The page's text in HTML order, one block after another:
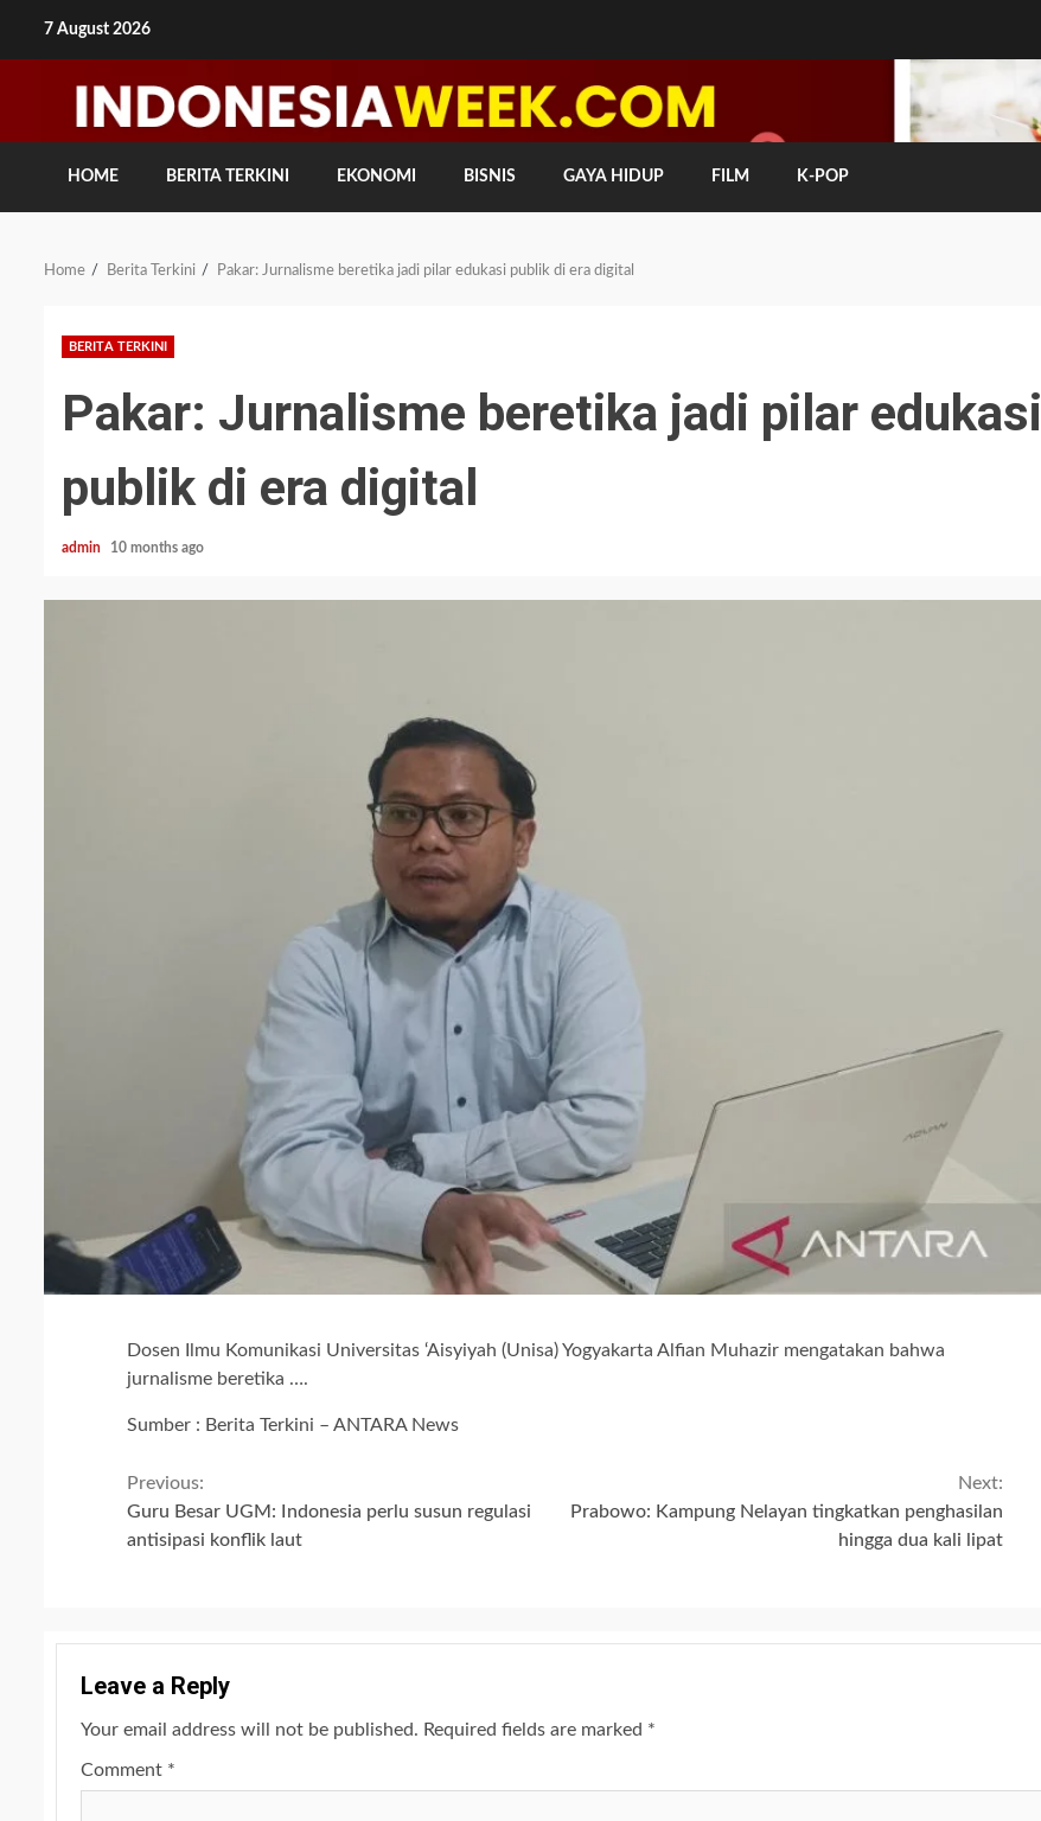
7 August 2026
HOME BERITA TERKINI EKONOMI BISNIS GAYA HIDUP FILM K-POP
Home Berita Terkini Pakar: Jurnalisme beretika jadi pilar edukasi publik di era digital
BERITA TERKINI
Pakar: Jurnalisme beretika jadi pilar edukasi
publik di era digital
admin 10 months ago
Dosen Ilmu Komunikasi Universitas ‘Aisyiyah (Unisa) Yogyakarta Alfian Muhazir mengatakan bahwa
jurnalisme beretika ….
Sumber : Berita Terkini – ANTARA News
Continue
Reading
Previous:
Guru Besar UGM: Indonesia perlu susun regulasi
antisipasi konflik laut
Next:
Prabowo: Kampung Nelayan tingkatkan penghasilan
hingga dua kali lipat
Leave a Reply
Your email address will not be published. Required fields are marked *
Comment *